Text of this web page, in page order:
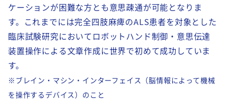
ケーションが困難な方とも意思疎通が可能となりま
す。これまでには完全四肢麻痺のALS患者を対象とした
臨床試験研究においてロボットハンド制御・意思伝達
装置操作による文章作成に世界で初めて成功していま
す。
※ブレイン・マシン・インターフェイス（脳情報によって機械
を操作するデバイス）のこと